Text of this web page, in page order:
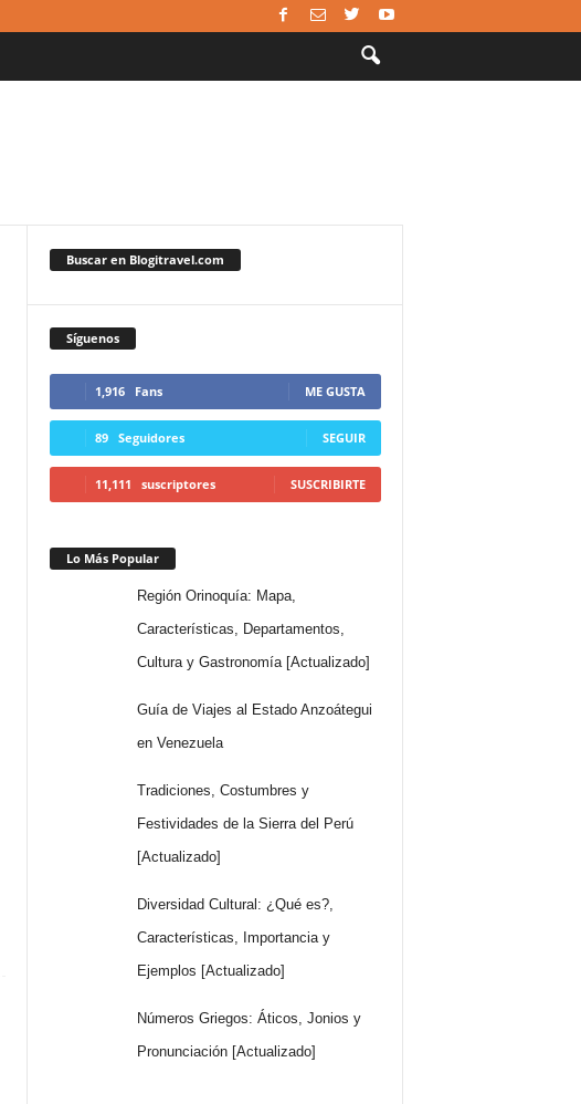
Buscar en Blogitravel.com
Síguenos
1,916 Fans ME GUSTA
89 Seguidores SEGUIR
11,111 suscriptores SUSCRIBIRTE
Lo Más Popular
Región Orinoquía: Mapa,
Características, Departamentos,
Cultura y Gastronomía [Actualizado]
Guía de Viajes al Estado Anzoátegui
en Venezuela
Tradiciones, Costumbres y
Festividades de la Sierra del Perú
[Actualizado]
Diversidad Cultural: ¿Qué es?,
Características, Importancia y
Ejemplos [Actualizado]
Números Griegos: Áticos, Jonios y
Pronunciación [Actualizado]